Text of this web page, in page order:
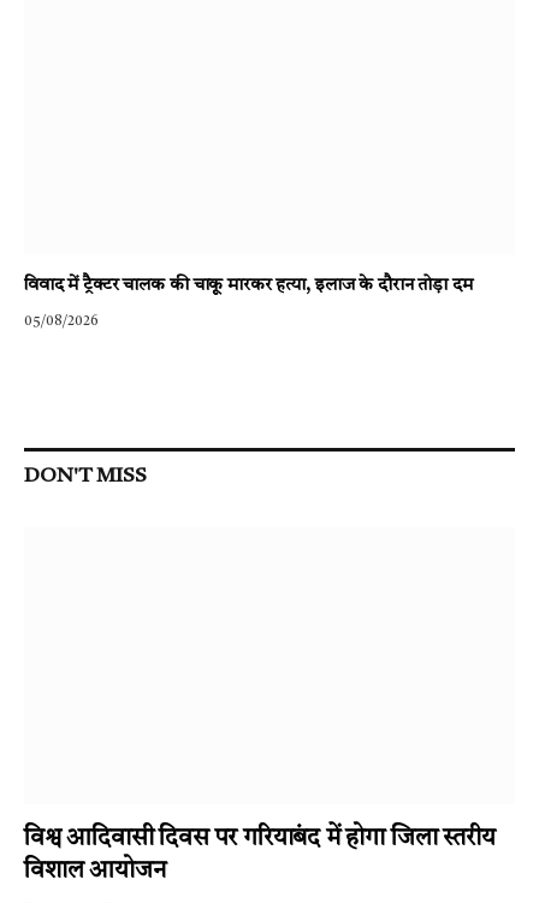
विवाद में ट्रैक्टर चालक की चाकू मारकर हत्या, इलाज के दौरान तोड़ा दम
05/08/2026
DON'T MISS
विश्व आदिवासी दिवस पर गरियाबंद में होगा जिला स्तरीय
विशाल आयोजन